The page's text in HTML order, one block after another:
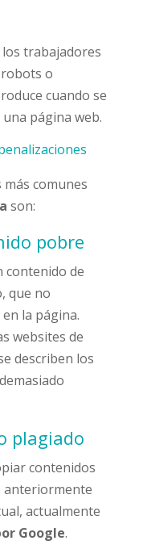
los trabajadores
o
cuando se
página web.
comunes
son:
pobre
contenido de
que no
en la página.
websites de
describen los
plagiado
contenidos
anteriormente
actualmente
Google.